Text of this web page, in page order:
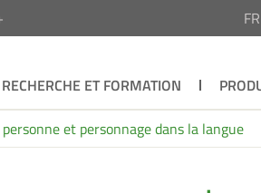
RECHERCHE ET FORMATION
et personnage dans la langue